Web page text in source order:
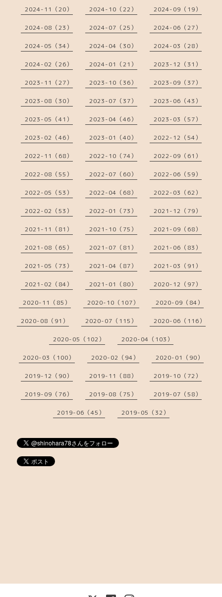
2024-11（20） 2024-10（22） 2024-09（19）
2024-08（23） 2024-07（25） 2024-06（27）
2024-05（34） 2024-04（30） 2024-03（28）
2024-02（26） 2024-01（21） 2023-12（31）
2023-11（27） 2023-10（36） 2023-09（37）
2023-08（30） 2023-07（37） 2023-06（43）
2023-05（41） 2023-04（46） 2023-03（57）
2023-02（46） 2023-01（40） 2022-12（54）
2022-11（68） 2022-10（74） 2022-09（61）
2022-08（55） 2022-07（60） 2022-06（59）
2022-05（53） 2022-04（68） 2022-03（62）
2022-02（53） 2022-01（73） 2021-12（79）
2021-11（81） 2021-10（75） 2021-09（68）
2021-08（65） 2021-07（81） 2021-06（83）
2021-05（73） 2021-04（87） 2021-03（91）
2021-02（84） 2021-01（80） 2020-12（97）
2020-11（85） 2020-10（107） 2020-09（84）
2020-08（91） 2020-07（115） 2020-06（116）
2020-05（102） 2020-04（103）
2020-03（100） 2020-02（94） 2020-01（90）
2019-12（90） 2019-11（88） 2019-10（72）
2019-09（76） 2019-08（75） 2019-07（58）
2019-06（45） 2019-05（32）